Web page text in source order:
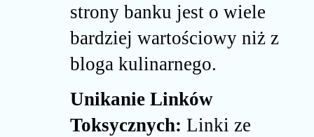
strony banku jest o wiele
bardziej wartościowy niż z
bloga kulinarnego.
Unikanie Linków
Toksycznych: Linki ze